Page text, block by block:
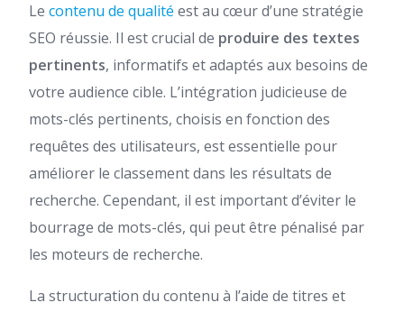
Le contenu de qualité est au cœur d’une stratégie
SEO réussie. Il est crucial de produire des textes
pertinents, informatifs et adaptés aux besoins de
votre audience cible. L’intégration judicieuse de
mots-clés pertinents, choisis en fonction des
requêtes des utilisateurs, est essentielle pour
améliorer le classement dans les résultats de
recherche. Cependant, il est important d’éviter le
bourrage de mots-clés, qui peut être pénalisé par
les moteurs de recherche.
La structuration du contenu à l’aide de titres et